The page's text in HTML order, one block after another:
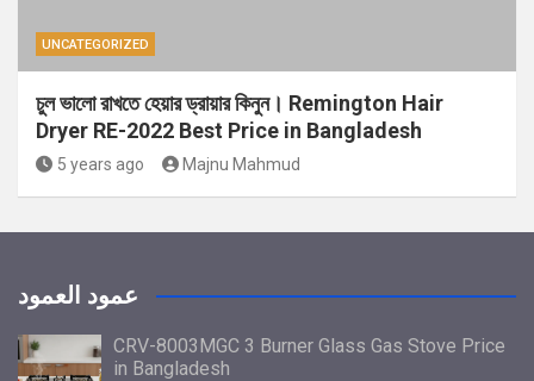
UNCATEGORIZED
চুল ভালো রাখতে হেয়ার ড্রায়ার কিনুন। Remington Hair
Dryer RE-2022 Best Price in Bangladesh
5 years ago Majnu Mahmud
عمود العمود
CRV-8003MGC 3 Burner Glass Gas Stove Price
in Bangladesh